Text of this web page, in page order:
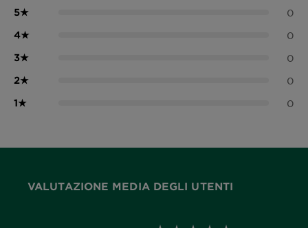
5★ 0
4★ 0
3★ 0
2★ 0
1★ 0
VALUTAZIONE MEDIA DEGLI UTENTI